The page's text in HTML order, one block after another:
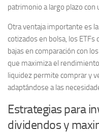
patrimonio a largo plazo con
Otra ventaja importante es
cotizados en bolsa, los
bajas en comparación con
que maximiza el
liquidez permite comprar y
adaptándose a las
Estrategias para
dividendos y